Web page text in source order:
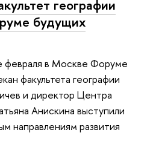
географии
будущих
в Москве Форуме
факультета географии
и директор Центра
Анискина выступили
направлениям развития